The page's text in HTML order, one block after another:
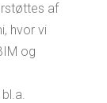
af
hvor vi
og